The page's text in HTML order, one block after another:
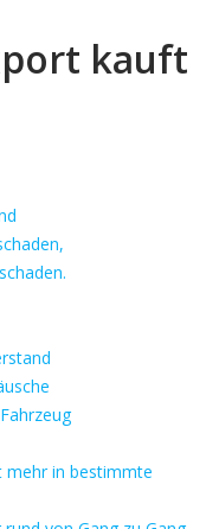
kauft
mehr in bestimmte